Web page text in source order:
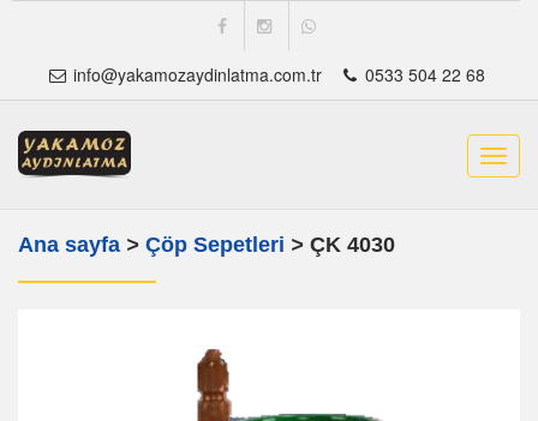
info@yakamozaydinlatma.com.tr 0533 504 22 68
Ana sayfa > Çöp Sepetleri > ÇK 4030